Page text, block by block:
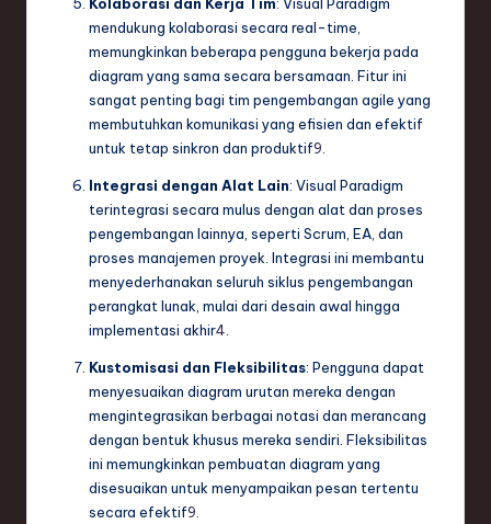
mendukung kolaborasi secara real-time,
memungkinkan beberapa pengguna bekerja pada
diagram yang sama secara bersamaan. Fitur ini
sangat penting bagi tim pengembangan agile yang
membutuhkan komunikasi yang efisien dan efektif
untuk tetap sinkron dan produktif9
Integrasi dengan Alat Lain: Visual Paradigm
terintegrasi secara mulus dengan alat dan proses
pengembangan lainnya, seperti Scrum, EA, dan
proses manajemen proyek. Integrasi ini membantu
menyederhanakan seluruh siklus pengembangan
perangkat lunak, mulai dari desain awal hingga
implementasi akhir4
Kustomisasi dan Fleksibilitas: Pengguna dapat
menyesuaikan diagram urutan mereka dengan
mengintegrasikan berbagai notasi dan merancang
dengan bentuk khusus mereka sendiri. Fleksibilitas
ini memungkinkan pembuatan diagram yang
disesuaikan untuk menyampaikan pesan tertentu
secara efektif9